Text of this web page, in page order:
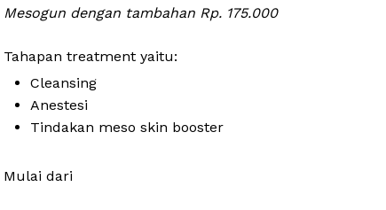
Mesogun dengan tambahan Rp. 175.000
Tahapan treatment yaitu:
Cleansing
Anestesi
Tindakan meso skin booster
Mulai dari